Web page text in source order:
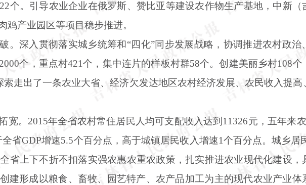
个。引导农业企业在俄罗斯、赞比亚等建设农作物生产基地，中新
鸡产业园区等项目稳步推进。
。深入贯彻落实城乡统筹和“四化”同步发展战略，协调推进农村政
个，重点村421个，集中连片的样板村群58个。创建美丽乡村108
走出了一条农业大省、经济欠发达地区农村经济发展、农民收入提
宽。2015年全省农村常住居民人均可支配收入达到11326元，五年来
省GDP增速5.5个百分点，高于城镇居民收入增速1个百分点。城乡居
省上下不折不扣落实强农惠农重农政策，扎实推进农业现代化建设
建形成以粮食、畜牧、园艺特产、农产品加工为主的现代农业产业体